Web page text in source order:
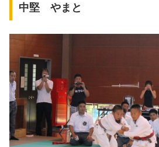
中堅 やまと